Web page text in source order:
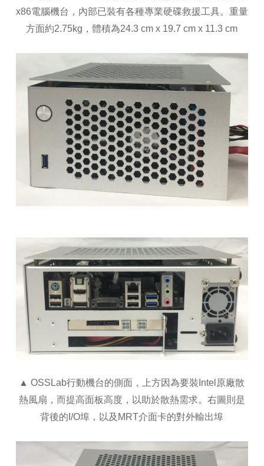
x86電腦機台，內部已裝有各種專業硬碟救援工具。重量
方面約2.75kg，體積為24.3 cm x 19.7 cm x 11.3 cm
▲ OSSLab行動機台的側面，上方因為要裝Intel原廠散
熱風扇，而提高面板高度，以助於散熱需求。右圖則是
背後的I/O埠，以及MRT介面卡的對外輸出埠